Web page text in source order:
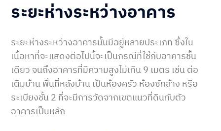
ระยะห่างระหว่างอาคาร
ระยะห่างระหว่างอาคารนั้นมีอยู่หลายประเภท ซึ่งใน
เนื้อหาที่จะแสดงต่อไปนี้จะเป็นกรณีที่ใช้กับอาคารชั้น
เดียว จนถึงอาคารที่มีความสูงไม่เกิน 9 เมตร เช่น ต่อ
เติมบ้าน พื้นที่หลังบ้าน เป็นห้องครัว ห้องซักล้าง หรือ
ระเบียงชั้น 2 ที่จะมีการวัดจากเขตแนวที่ดินกับตัว
อาคารเป็นหลัก